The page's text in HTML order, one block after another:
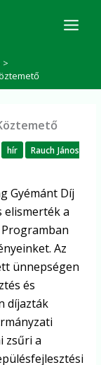
hír
Rauch János
Gyémánt Díj
elismerték a
Az
ünnepségen
és
díjazták
zsűri a